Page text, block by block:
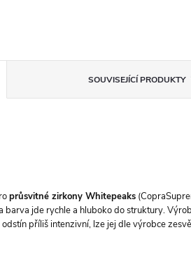
SOUVISEJÍCÍ PRODUKTY
průsvitné zirkony Whitepeaks
barva jde rychle a hluboko do struktury.
příliš intenzivní, lze jej dle výrobce